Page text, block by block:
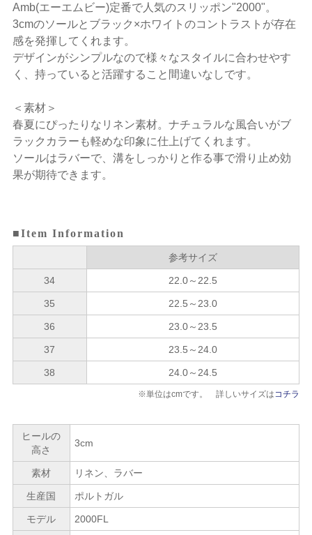
Amb(エーエムビー)定番で人気のスリッポン"2000"。
3cmのソールとブラック×ホワイトのコントラストが存在
感を発揮してくれます。
デザインがシンプルなので様々なスタイルに合わせやす
く、持っていると活躍すること間違いなしです。
＜素材＞
春夏にぴったりなリネン素材。ナチュラルな風合いがブ
ラックカラーも軽めな印象に仕上げてくれます。
ソールはラバーで、溝をしっかりと作る事で滑り止め効
果が期待できます。
■Item Information
参考サイズ
34 22.0～22.5
35 22.5～23.0
36 23.0～23.5
37 23.5～24.0
38 24.0～24.5
※単位はcmです。 詳しいサイズはコチラ
ヒールの
高さ
3cm
素材 リネン、ラバー
生産国 ポルトガル
モデル 2000FL